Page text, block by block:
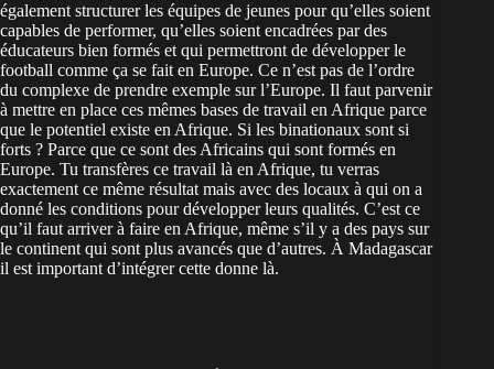
également structurer les équipes de jeunes pour qu’elles soient
capables de performer, qu’elles soient encadrées par des
éducateurs bien formés et qui permettront de développer le
football comme ça se fait en Europe. Ce n’est pas de l’ordre
du complexe de prendre exemple sur l’Europe. Il faut parvenir
à mettre en place ces mêmes bases de travail en Afrique parce
que le potentiel existe en Afrique. Si les binationaux sont si
forts ? Parce que ce sont des Africains qui sont formés en
Europe. Tu transfères ce travail là en Afrique, tu verras
exactement ce même résultat mais avec des locaux à qui on a
donné les conditions pour développer leurs qualités. C’est ce
qu’il faut arriver à faire en Afrique, même s’il y a des pays sur
le continent qui sont plus avancés que d’autres. À Madagascar
il est important d’intégrer cette donne là.